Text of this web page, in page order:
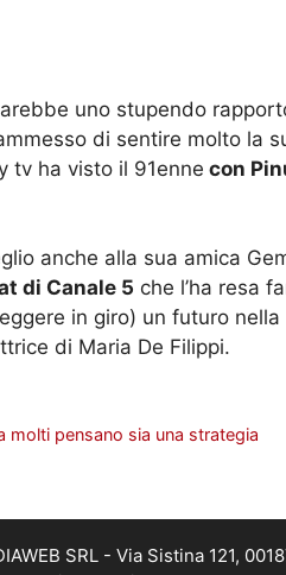
uno stupendo
di sentire molto la
tv ha visto il 91enne con
anche alla sua amica
di Canale 5 che l’ha resa
in giro) un futuro nella
di Maria De Filippi.
molti pensano sia una strategia
SRL - Via Sistina 121,